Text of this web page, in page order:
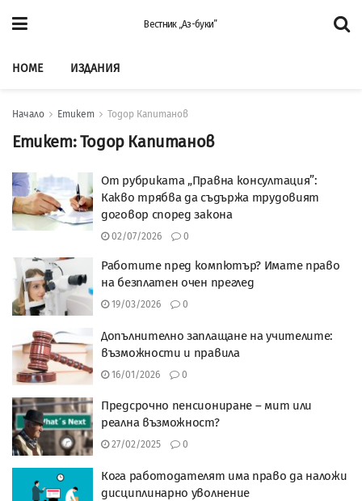
Вестник „Аз-буки”
HOME ИЗДАНИЯ
Начало Етикет Тодор Капитанов
Етикет:Тодор Капитанов
От рубриката „Правна консултация”:
Какво трябва да съдържа трудовият
договор според закона
02/07/2026 0
Работите пред компютър? Имате право
на безплатен очен преглед
19/03/2026 0
Допълнително заплащане на учителите:
възможности и правила
16/01/2026 0
Предсрочно пенсиониране – мит или
реална възможност?
27/02/2025 0
Кога работодателят има право да наложи
дисциплинарно уволнение